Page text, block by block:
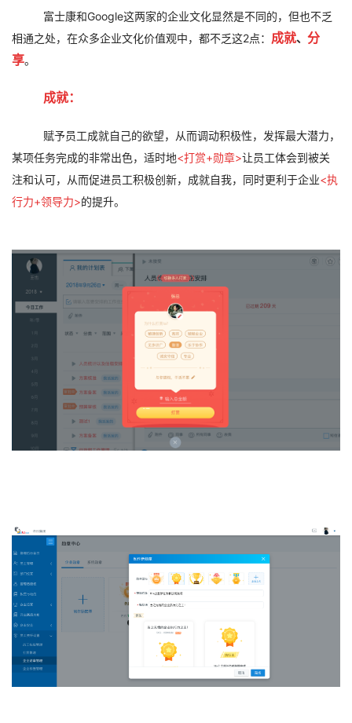
富士康和Google这两家的企业文化显然是不同的，但也不乏
相通之处，在众多企业文化价值观中，都不乏这2点： 成就、 分
享。
成就：
赋予员工成就自己的欲望，从而调动积极性，发挥最大潜力，
某项任务完成的非常出色，适时地<打赏+勋章>让员工体会到被关
注和认可，从而促进员工积极创新，成就自我，同时更利于企业<执
行力+领导力>的提升。